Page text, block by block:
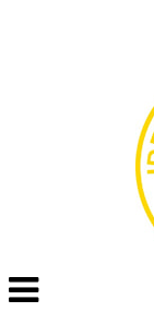
Veksle
navigasjon